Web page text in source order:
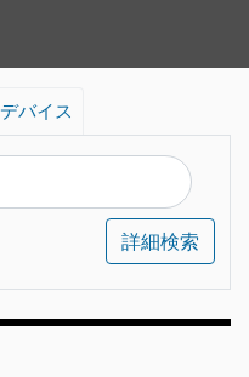
デバイス
詳細検索